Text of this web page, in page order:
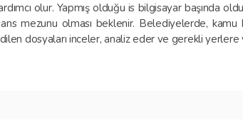
olur. Yapmış olduğu is bilgisayar başında
mezunu olması beklenir. Belediyelerde, kamu
dosyaları inceler, analiz eder ve gerekli yerlere